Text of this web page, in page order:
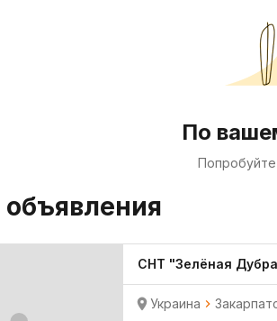
По
Попробуйте
СНТ "Зелёная
Украина